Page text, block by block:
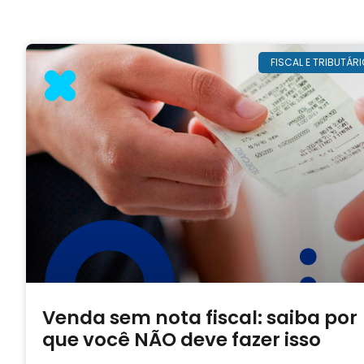
FISCAL E
Venda sem nota fiscal: saiba por
que você NÃO deve fazer isso